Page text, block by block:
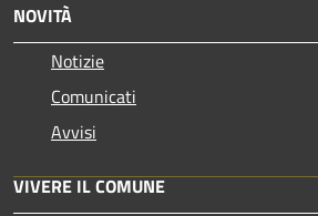
NOVITÀ
Notizie
Comunicati
Avvisi
VIVERE IL COMUNE